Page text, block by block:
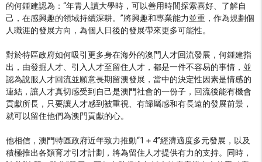
的何鍾建認為：“年青人讀大學時，可以善用時間探索喜好、了解自
己，在感興趣的領域持續深耕。”將興趣和專業能力並重，作為規劃個
人職涯的發展方向，為個人日後的發展帶來更多可能性。
對於特區政府如何吸引更多身在海外的澳門人才回流發展，何鍾建指
出，由發掘人才、引入人才至留住人才，都是一件不容易的事情，並
認為說服人才回流並願意長期留澳發展，當中的決定性因素是情感的
連結，讓人才真切感受到自己是澳門社會的一份子，回流後能有機會
貢獻所長，只要讓人才感到被重視、有歸屬感和有長遠的發展前景，
就可以留住他們為澳門貢獻的心。
他相信，澳門特區政府近年致力推動“1＋4”經濟適度多元發展，以及
積極推出各類育才引才計劃，將為留住人才提供有力的支持。同時，